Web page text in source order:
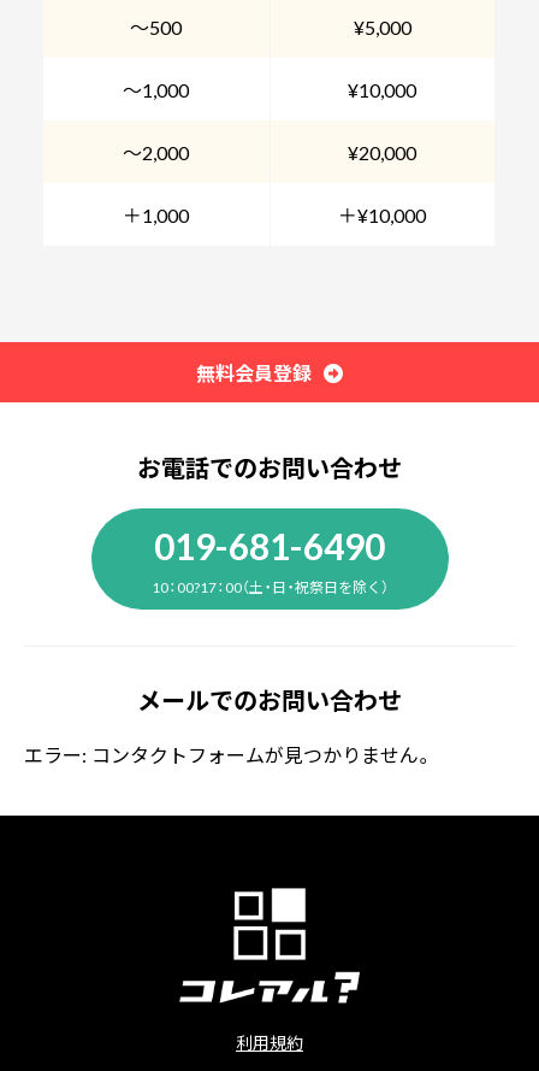
～500 ¥5,000
～1,000 ¥10,000
～2,000 ¥20,000
＋1,000 ＋¥10,000
無料会員登録
お電話でのお問い合わせ
019-681-6490
10：00?17：00（土・日・祝祭日を除く）
メールでのお問い合わせ
エラー: コンタクトフォームが見つかりません。
利用規約